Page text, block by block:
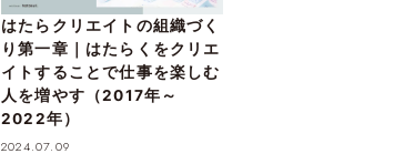
はたらクリエイトの組織づく
り第一章｜はたらくをクリエ
イトすることで仕事を楽しむ
人を増やす（2017年～
2022年）
2024.07.09